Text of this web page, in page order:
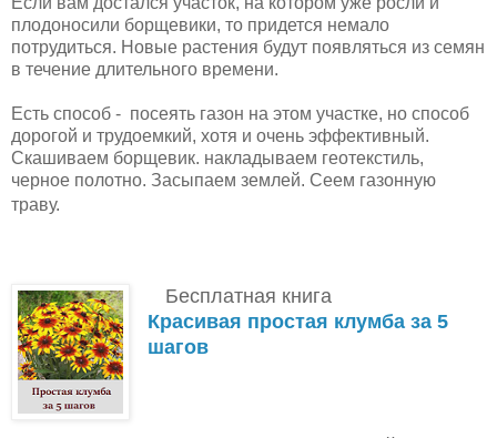
плодоносили борщевики, то придется немало
потрудиться. Новые растения будут появляться из семян
в течение длительного времени.
Есть способ - посеять газон на этом участке, но способ
дорогой и трудоемкий, хотя и очень эффективный.
Скашиваем борщевик. накладываем геотекстиль,
черное полотно. Засыпаем землей. Сеем газонную
траву.
Бесплатная книга
Красивая простая клумба за 5
шагов